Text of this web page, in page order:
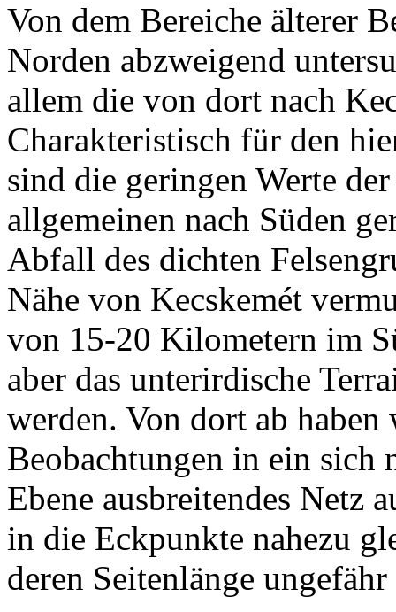
Von dem Bereiche älterer
Norden abzweigend
allem die von dort nach
Charakteristisch für den
sind die geringen Werte
allgemeinen nach Süden
Abfall des dichten
Nähe von Kecskemét
von 15-20 Kilometern im
aber das unterirdische
werden. Von dort ab haben
Beobachtungen in ein sich
Ebene ausbreitendes Netz
in die Eckpunkte nahezu
deren Seitenlänge